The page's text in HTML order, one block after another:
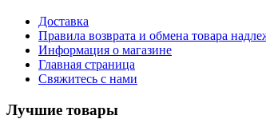
Доставка
Правила возврата и обмена товара
Информация о магазине
Главная страница
Свяжитесь с нами
Лучшие товары